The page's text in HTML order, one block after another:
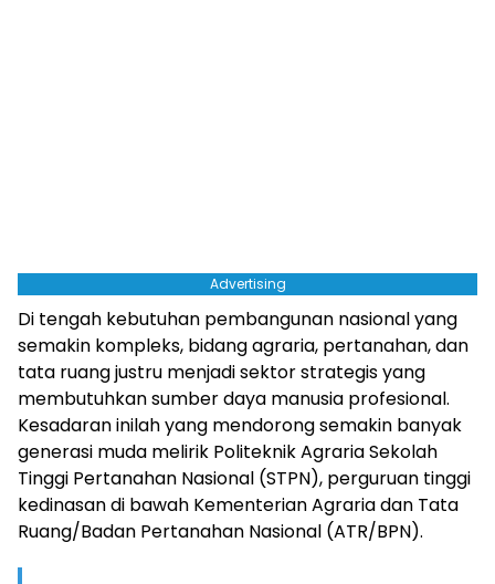
Advertising
Di tengah kebutuhan pembangunan nasional yang
semakin kompleks, bidang agraria, pertanahan, dan
tata ruang justru menjadi sektor strategis yang
membutuhkan sumber daya manusia profesional.
Kesadaran inilah yang mendorong semakin banyak
generasi muda melirik Politeknik Agraria Sekolah
Tinggi Pertanahan Nasional (STPN), perguruan tinggi
kedinasan di bawah Kementerian Agraria dan Tata
Ruang/Badan Pertanahan Nasional (ATR/BPN).